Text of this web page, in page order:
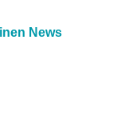
News